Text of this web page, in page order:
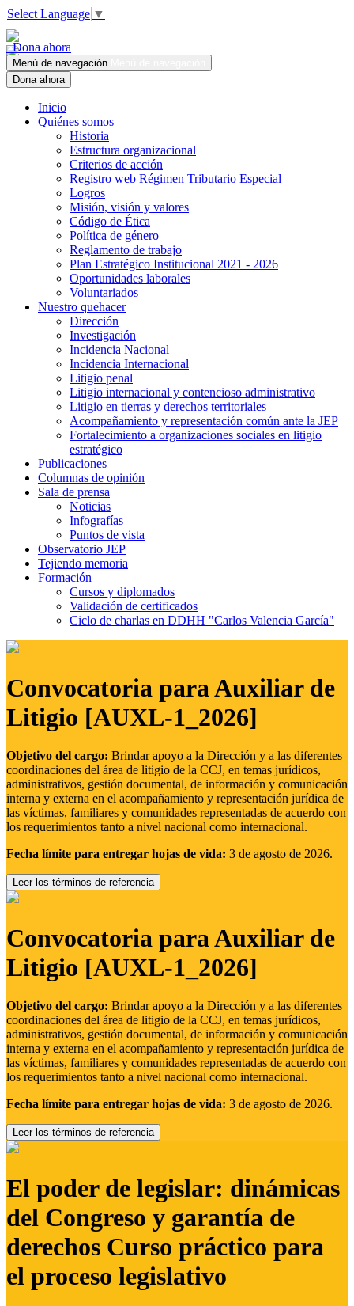
Select Language ▼
Dona ahora
Menú de navegación
Dona ahora
Inicio
Quiénes somos
Historia
Estructura organizacional
Criterios de acción
Registro web Régimen Tributario Especial
Logros
Misión, visión y valores
Código de Ética
Política de género
Reglamento de trabajo
Plan Estratégico Institucional 2021 - 2026
Oportunidades laborales
Voluntariados
Nuestro quehacer
Dirección
Investigación
Incidencia Nacional
Incidencia Internacional
Litigio penal
Litigio internacional y contencioso administrativo
Litigio en tierras y derechos territoriales
Acompañamiento y representación común ante la JEP
Fortalecimiento a organizaciones sociales en litigio
estratégico
Publicaciones
Columnas de opinión
Sala de prensa
Noticias
Infografías
Puntos de vista
Observatorio JEP
Tejiendo memoria
Formación
Cursos y diplomados
Validación de certificados
Ciclo de charlas en DDHH "Carlos Valencia García"
Convocatoria para Auxiliar de
Litigio [AUXL-1_2026]
Objetivo del cargo: Brindar apoyo a la Dirección y a las diferentes
coordinaciones del área de litigio de la CCJ, en temas jurídicos,
administrativos, gestión documental, de información y comunicación
interna y externa en el acompañamiento y representación jurídica de
las víctimas, familiares y comunidades representadas de acuerdo con
los requerimientos tanto a nivel nacional como internacional.
Fecha límite para entregar hojas de vida: 3 de agosto de 2026.
Leer los términos de referencia
Convocatoria para Auxiliar de
Litigio [AUXL-1_2026]
Objetivo del cargo: Brindar apoyo a la Dirección y a las diferentes
coordinaciones del área de litigio de la CCJ, en temas jurídicos,
administrativos, gestión documental, de información y comunicación
interna y externa en el acompañamiento y representación jurídica de
las víctimas, familiares y comunidades representadas de acuerdo con
los requerimientos tanto a nivel nacional como internacional.
Fecha límite para entregar hojas de vida: 3 de agosto de 2026.
Leer los términos de referencia
El poder de legislar: dinámicas
del Congreso y garantía de
derechos Curso práctico para
el proceso legislativo